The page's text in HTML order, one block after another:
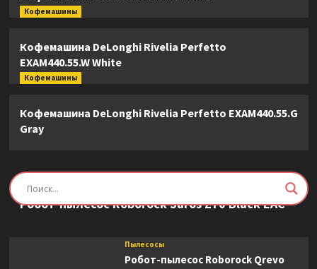
Кофемашины
Кофемашина DeLonghi Rivelia Perfetto
EXAM440.55.W White
Кофемашины
Кофемашина DeLonghi Rivelia Perfetto EXAM440.55.G
Gray
Пылесосы
Робот-пылесос Roborock Saros Z70 Black EAC
Пылесосы
Робот-пылесос Roborock Qrevo